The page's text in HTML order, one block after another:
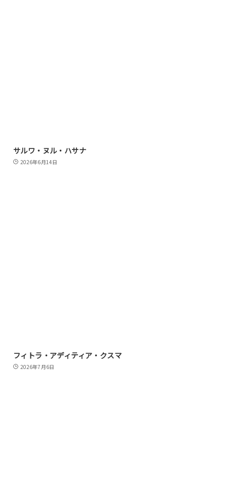
サルワ・ヌル・ハサナ
2026年6月14日
フィトラ・アディティア・クスマ
2026年7月6日